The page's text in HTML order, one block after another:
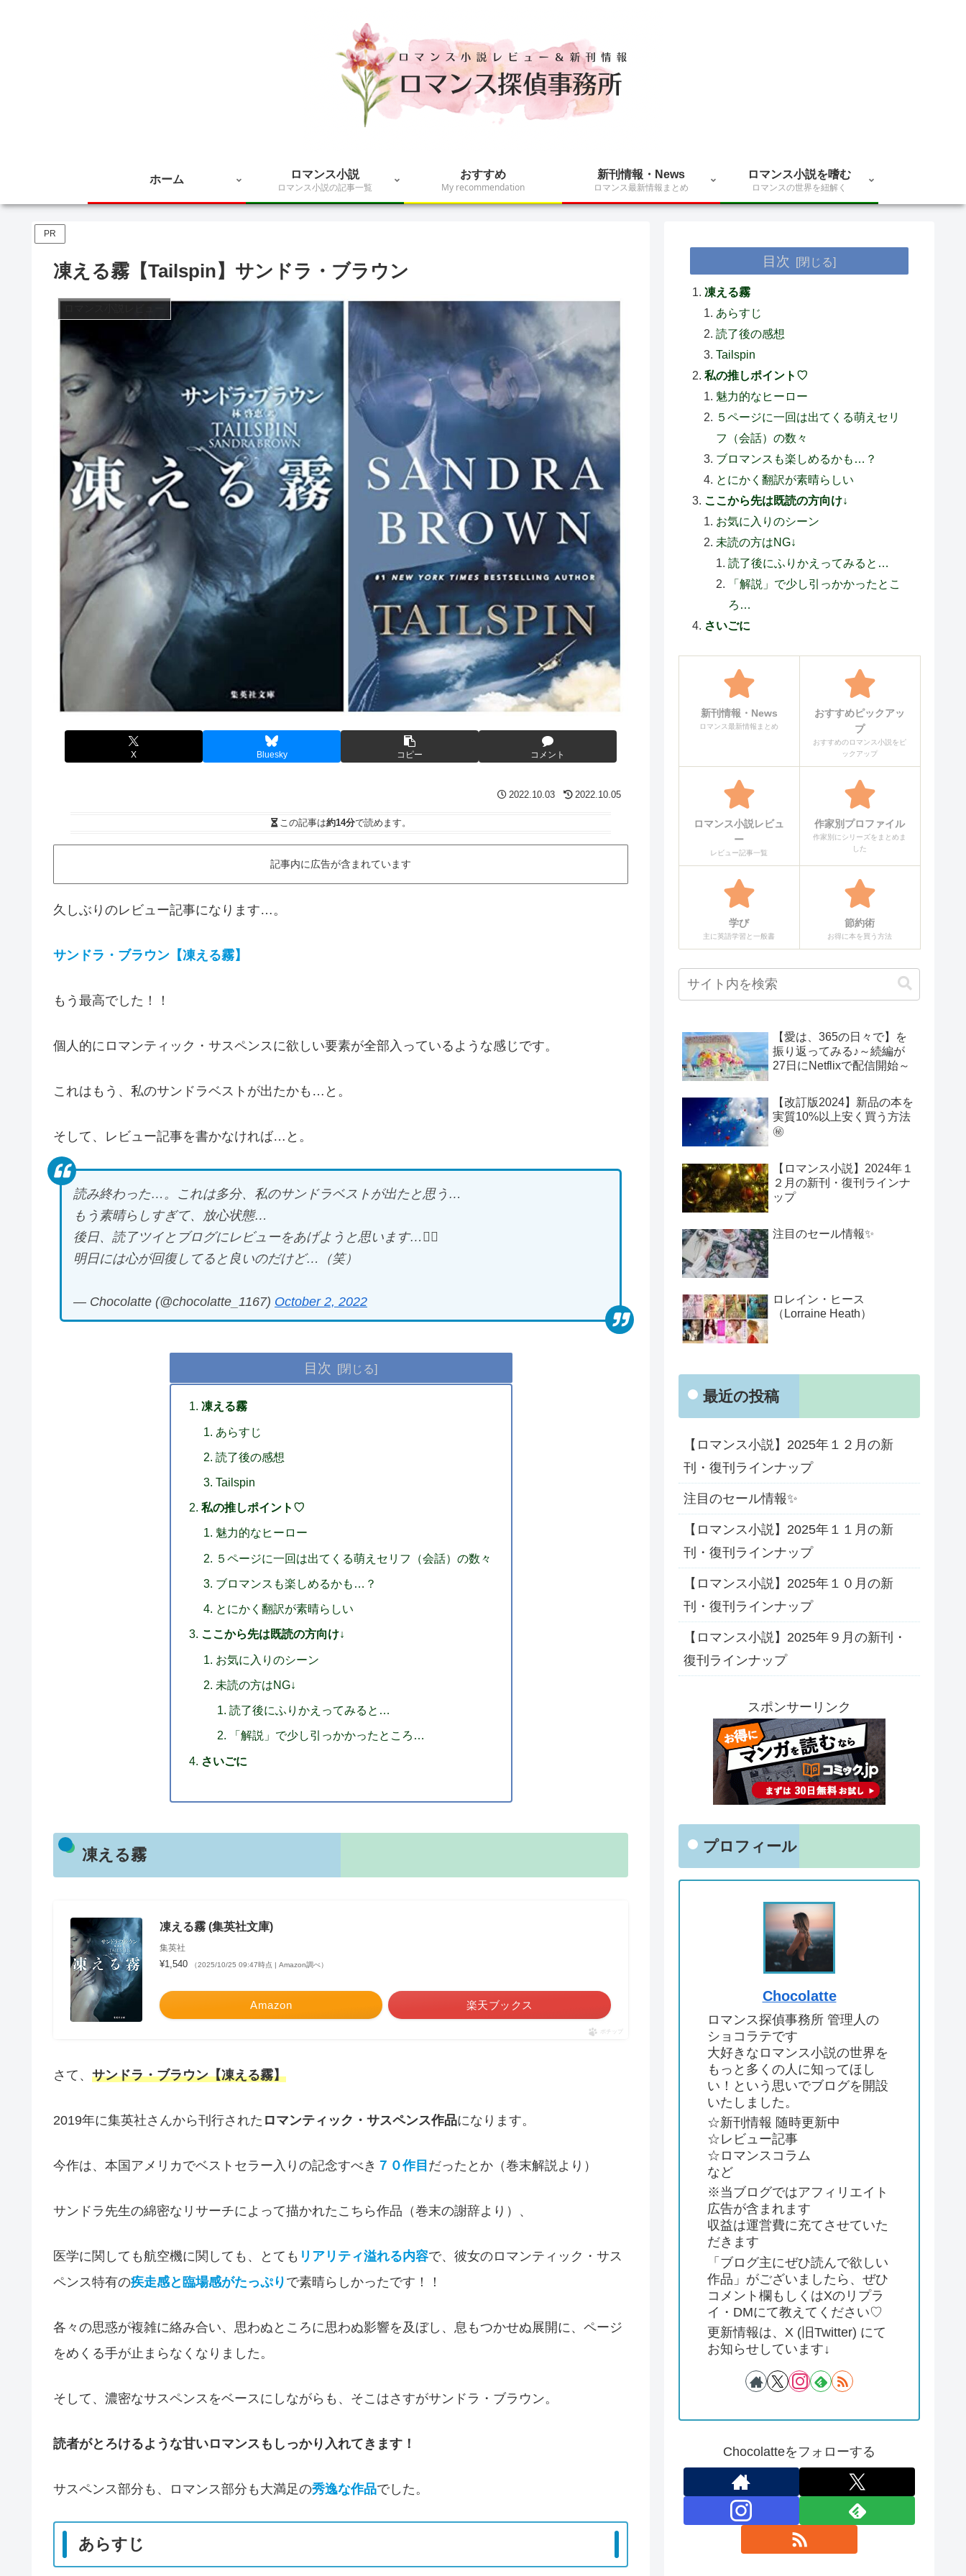
ホーム
ロマンス小説
ロマンス小説の記事一覧
おすすめ
My recommendation
新刊情報・News
ロマンス最新情報まとめ
ロマンス小説を嗜む
ロマンスの世界を紐解く
PR
凍える霧【Tailspin】サンドラ・ブラウン
X Bluesky コピー コメント
2022.10.03 2022.10.05
この記事は約14分で読めます。
記事内に広告が含まれています
久しぶりのレビュー記事になります…。
サンドラ・ブラウン【凍える霧】
もう最高でした！！
個人的にロマンティック・サスペンスに欲しい要素が全部入っているような感じです。
これはもう、私のサンドラベストが出たかも…と。
そして、レビュー記事を書かなければ…と。
読み終わった…。これは多分、私のサンドラベストが出たと思う…
もう素晴らしすぎて、放心状態…
後日、読了ツイとブログにレビューをあげようと思います…❤️‍🔥
明日には心が回復してると良いのだけど…（笑）
— Chocolatte (@chocolatte_1167) October 2, 2022
目次
凍える霧
あらすじ
読了後の感想
Tailspin
私の推しポイント♡
魅力的なヒーロー
５ページに一回は出てくる萌えセリフ（会話）の数々
ブロマンスも楽しめるかも…？
とにかく翻訳が素晴らしい
ここから先は既読の方向け↓
お気に入りのシーン
未読の方はNG↓
読了後にふりかえってみると…
「解説」で少し引っかかったところ…
さいごに
凍える霧
凍える霧 (集英社文庫)
集英社
¥1,540 （2025/10/25 09:47時点 | Amazon調べ）
Amazon 楽天ブックス
ポチップ
さて、 サンドラ・ブラウン【凍える霧】
2019年に集英社さんから刊行された ロマンティック・サスペンス作品になります。
今作は、本国アメリカでベストセラー入りの記念すべき ７０作目 だったとか（巻末解説より）
サンドラ先生の綿密なリサーチによって描かれたこちら作品（巻末の謝辞より）、
医学に関しても航空機に関しても、とても リアリティ溢れる内容で、彼女のロマンティック・サス
ペンス特有の疾走感と臨場感がたっぷり で素晴らしかったです！！
各々の思惑が複雑に絡み合い、思わぬところに思わぬ影響を及ぼし、息もつかせぬ展開に、ページ
をめくる手が止まらなくなりました。
そして、濃密なサスペンスをベースにしながらも、そこはさすがサンドラ・ブラウン。
読者がとろけるような甘いロマンスもしっかり入れてきます！
サスペンス部分も、ロマンス部分も大満足の秀逸な作品でした。
あらすじ
目次
凍える霧
あらすじ
読了後の感想
Tailspin
私の推しポイント♡
魅力的なヒーロー
５ページに一回は出てくる萌えセリ
フ（会話）の数々
ブロマンスも楽しめるかも…？
とにかく翻訳が素晴らしい
ここから先は既読の方向け↓
お気に入りのシーン
未読の方はNG↓
読了後にふりかえってみると…
「解説」で少し引っかかったとこ
ろ…
さいごに
新刊情報・News
ロマンス最新情報まとめ
おすすめピックアッ
プ
おすすめのロマンス小説をピ
ックアップ
ロマンス小説レビュ
ー
レビュー記事一覧
作家別プロファイル
作家別にシリーズをまとめま
した
学び
主に英語学習と一般書
節約術
お得に本を買う方法
【愛は、365の日々で】を
振り返ってみる♪～続編が
27日にNetflixで配信開始～
【改訂版2024】新品の本を
実質10%以上安く買う方法
㊙
【ロマンス小説】2024年１
２月の新刊・復刊ラインナ
ップ
注目のセール情報✨
ロレイン・ヒース
（Lorraine Heath）
最近の投稿
【ロマンス小説】2025年１２月の新
刊・復刊ラインナップ
注目のセール情報✨
【ロマンス小説】2025年１１月の新
刊・復刊ラインナップ
【ロマンス小説】2025年１０月の新
刊・復刊ラインナップ
【ロマンス小説】2025年９月の新刊・
復刊ラインナップ
スポンサーリンク
プロフィール
Chocolatte
ロマンス探偵事務所 管理人の
ショコラテです
大好きなロマンス小説の世界を
もっと多くの人に知ってほし
い！という思いでブログを開設
いたしました。
☆新刊情報 随時更新中
☆レビュー記事
☆ロマンスコラム
など
※当ブログではアフィリエイト
広告が含まれます
収益は運営費に充てさせていた
だきます
「ブログ主にぜひ読んで欲しい
作品」がございましたら、ぜひ
コメント欄もしくはXのリプラ
イ・DMにて教えてください♡
更新情報は、X (旧Twitter) にて
お知らせしています↓
Chocolatteをフォローする